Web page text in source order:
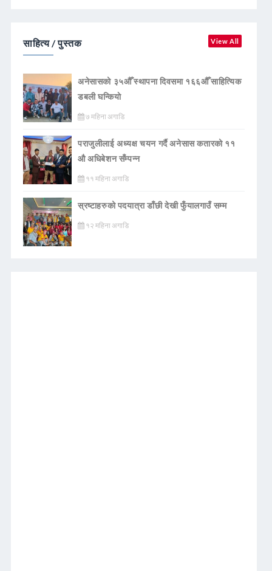
साहित्य / पुस्तक View All
अनेसासको ३५औँ स्थापना दिवसमा १६६औँ साहित्यिक
डबली घन्कियाे
७ महिना अगाडि
पराजुलीलाई अध्यक्ष चयन गर्दै अनेसास कतारको ११
औ अधिबेशन सँम्पन्न
११ महिना अगाडि
स्रष्टाहरुको पदयात्रा डाँछी देखी फुँयालगाउँ सम्म
१२ महिना अगाडि